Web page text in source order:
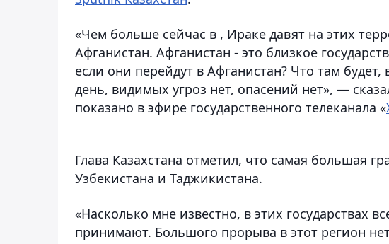
«Чем больше сейчас в , Ираке давят на этих
Афганистан. Афганистан - это близкое
если они перейдут в Афганистан? Что там
день, видимых угроз нет, опасений нет», —
показано в эфире государственного телеканала «
Глава Казахстана отметил, что самая большая
Узбекистана и Таджикистана.
«Насколько мне известно, в этих государствах
принимают. Большого прорыва в этот регион